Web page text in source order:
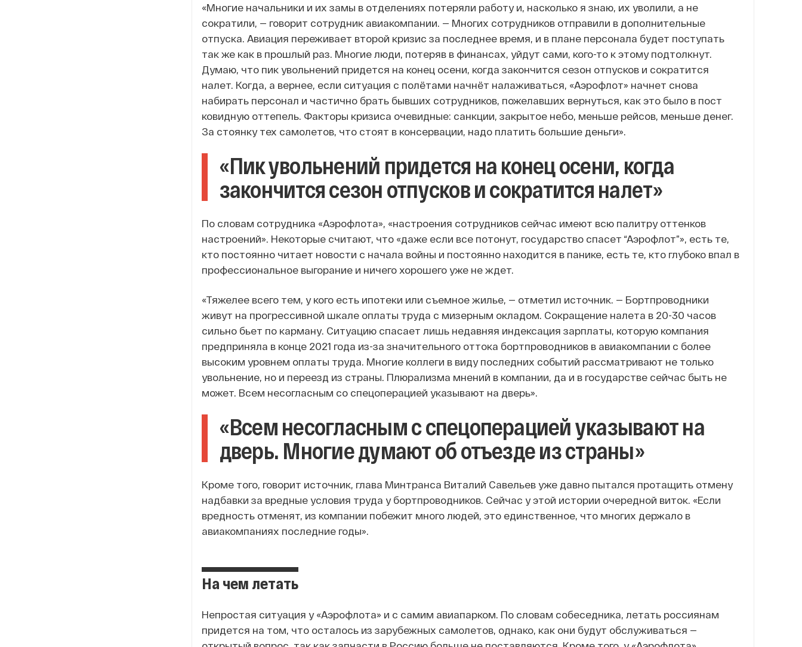
«Многие начальники и их замы в отделениях потеряли работу и, насколько я знаю, их уволили, а не
сократили, — говорит сотрудник авиакомпании. — Многих сотрудников отправили в дополнительные
отпуска. Авиация переживает второй кризис за последнее время, и в плане персонала будет поступать
так же как в прошлый раз. Многие люди, потеряв в финансах, уйдут сами, кого-то к этому подтолкнут.
Думаю, что пик увольнений придется на конец осени, когда закончится сезон отпусков и сократится
налет. Когда, а вернее, если ситуация с полётами начнёт налаживаться, «Аэрофлот» начнет снова
набирать персонал и частично брать бывших сотрудников, пожелавших вернуться, как это было в пост
ковидную оттепель. Факторы кризиса очевидные: санкции, закрытое небо, меньше рейсов, меньше денег.
За стоянку тех самолетов, что стоят в консервации, надо платить большие деньги».
«Пик увольнений придется на конец осени, когда
закончится сезон отпусков и сократится налет»
По словам сотрудника «Аэрофлота», «настроения сотрудников сейчас имеют всю палитру оттенков
настроений». Некоторые считают, что «даже если все потонут, государство спасет “Аэрофлот”», есть те,
кто постоянно читает новости с начала войны и постоянно находится в панике, есть те, кто глубоко впал в
профессиональное выгорание и ничего хорошего уже не ждет.
«Тяжелее всего тем, у кого есть ипотеки или съемное жилье, — отметил источник. — Бортпроводники
живут на прогрессивной шкале оплаты труда с мизерным окладом. Сокращение налета в 20-30 часов
сильно бьет по карману. Ситуацию спасает лишь недавняя индексация зарплаты, которую компания
предприняла в конце 2021 года из-за значительного оттока бортпроводников в авиакомпании с более
высоким уровнем оплаты труда. Многие коллеги в виду последних событий рассматривают не только
увольнение, но и переезд из страны. Плюрализма мнений в компании, да и в государстве сейчас быть не
может. Всем несогласным со спецоперацией указывают на дверь».
«Всем несогласным с спецоперацией указывают на
дверь. Многие думают об отъезде из страны»
Кроме того, говорит источник, глава Минтранса Виталий Савельев уже давно пытался протащить отмену
надбавки за вредные условия труда у бортпроводников. Сейчас у этой истории очередной виток. «Если
вредность отменят, из компании побежит много людей, это единственное, что многих держало в
авиакомпаниях последние годы».
На чем летать
Непростая ситуация у «Аэрофлота» и с самим авиапарком. По словам собеседника, летать россиянам
придется на том, что осталось из зарубежных самолетов, однако, как они будут обслуживаться —